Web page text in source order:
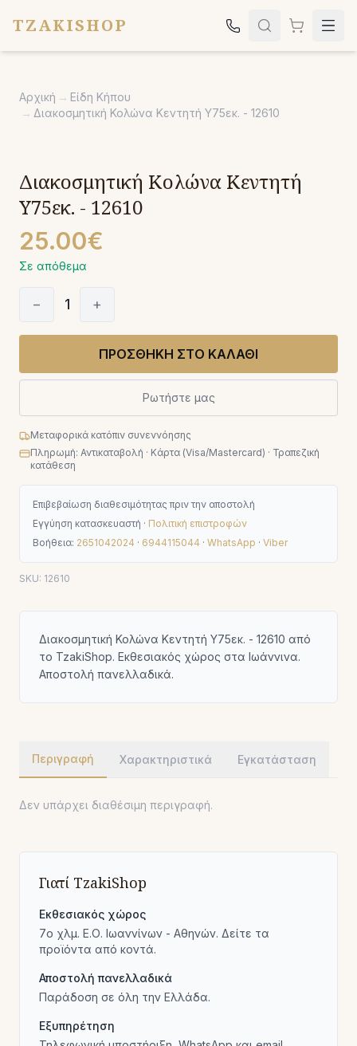
TZAKISHOP
Σόμπες
Εκκλησιαστικά
Σχετικά
Επικοινωνία
Αρχική → Είδη Κήπου
→ Διακοσμητική Κολώνα Κεντητή Υ75εκ. - 12610
Διακοσμητική Κολώνα Κεντητή
Υ75εκ. - 12610
25.00€
Σε απόθεμα
− 1 +
ΠΡΟΣΘΗΚΗ ΣΤΟ ΚΑΛΑΘΙ
Ρωτήστε μας
Μεταφορικά κατόπιν συνεννόησης
Πληρωμή: Αντικαταβολή · Κάρτα (Visa/Mastercard) · Τραπεζική
κατάθεση
Επιβεβαίωση διαθεσιμότητας πριν την αποστολή
Εγγύηση κατασκευαστή · Πολιτική επιστροφών
Βοήθεια: 2651042024 · 6944115044 · WhatsApp · Viber
SKU: 12610
Διακοσμητική Κολώνα Κεντητή Υ75εκ. - 12610 από
το TzakiShop. Εκθεσιακός χώρος στα Ιωάννινα.
Αποστολή πανελλαδικά.
Περιγραφή Χαρακτηριστικά Εγκατάσταση
Δεν υπάρχει διαθέσιμη περιγραφή.
Γιατί TzakiShop
Εκθεσιακός χώρος
7ο χλμ. Ε.Ο. Ιωαννίνων - Αθηνών. Δείτε τα
προϊόντα από κοντά.
Αποστολή πανελλαδικά
Παράδοση σε όλη την Ελλάδα.
Εξυπηρέτηση